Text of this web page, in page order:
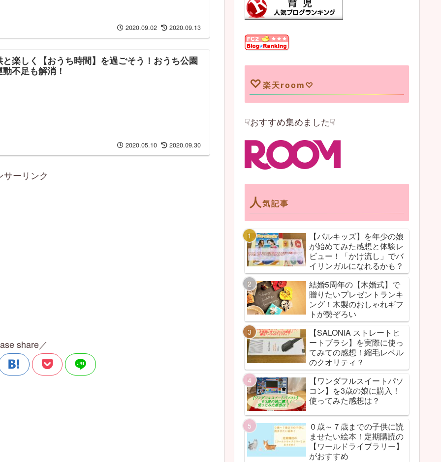
2020.09.02 2020.09.13
と楽しく【おうち時間】を過ごそう！おうち公園
不足も解消！
2020.05.10 2020.09.30
サーリンク
share／
♡ 楽天room♡
☟おすすめ集めました☟
人気記事
【パルキッズ】を年少の娘
が始めてみた感想と体験レ
ビュー！「かけ流し」でバ
イリンガルになれるかも？
結婚5周年の【木婚式】で
贈りたいプレゼントランキ
ング！木製のおしゃれギフ
トが勢ぞろい
【SALONIA ストレートヒ
ートブラシ】を実際に使っ
てみての感想！縮毛レベル
のクオリティ？
【ワンダフルスイートパソ
コン】を3歳の娘に購入！
使ってみた感想は？
０歳～７歳までの子供に読
ませたい絵本！定期購読の
【ワールドライブラリー】
がおすすめ